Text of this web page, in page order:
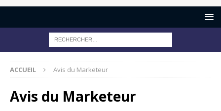
ACCUEIL Avis du Marketeur
Avis du Marketeur